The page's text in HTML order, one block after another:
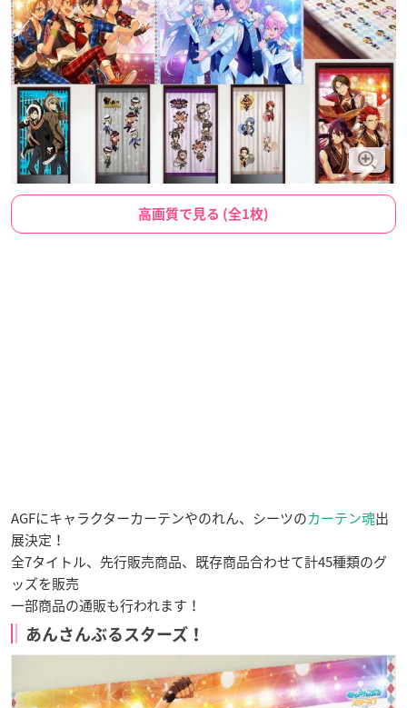
高画質で見る (全1枚)
AGFにキャラクターカーテンやのれん、シーツのカーテン魂出
展決定！
全7タイトル、先行販売商品、既存商品合わせて計45種類のグ
ッズを販売
一部商品の通販も行われます！
あんさんぶるスターズ！